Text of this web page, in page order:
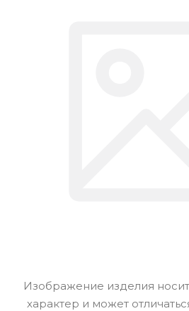
Изображение изделия
характер и может